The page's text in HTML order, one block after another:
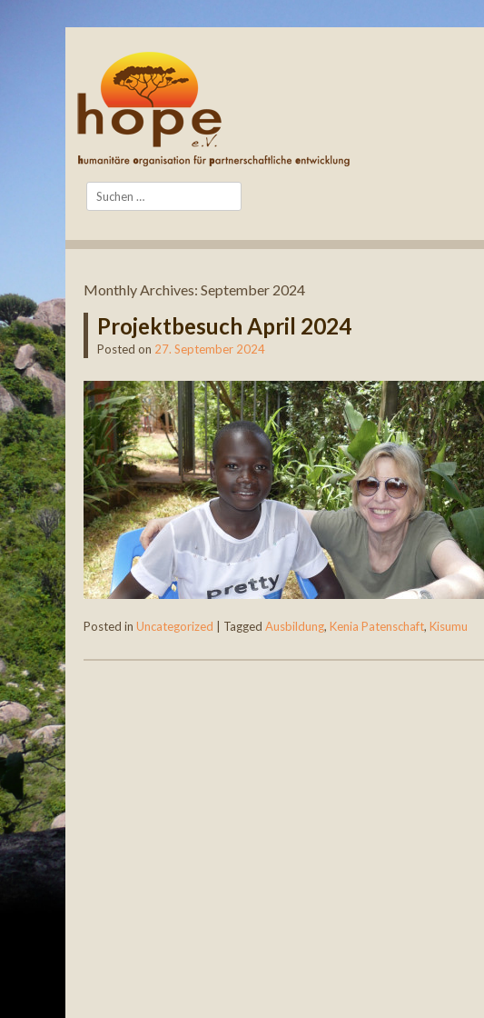
Search
Monthly Archives: September 2024
Projektbesuch April 2024
Posted on 27. September 2024
Posted in Uncategorized | Tagged Ausbildung, Kenia Patenschaft, Kisumu